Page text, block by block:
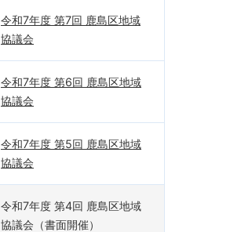
令和7年度 第7回 鹿島区地域
協議会
令和7年度 第6回 鹿島区地域
協議会
令和7年度 第5回 鹿島区地域
協議会
令和7年度 第4回 鹿島区地域
協議会（書面開催）